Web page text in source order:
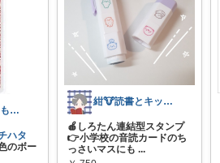
lunaon🌸いつもありがとう💓
ハタ
のボー
紺🐮読書とキッチンと部屋づくり
🍎しろたん連結型スタンプ
👉小学校の音読カードのち
っさいマスにも ...